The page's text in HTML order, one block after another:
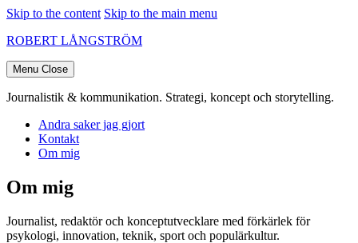
Skip to the content Skip to the main menu
ROBERT LÅNGSTRÖM
Menu Close
Journalistik & kommunikation. Strategi, koncept och storytelling.
Andra saker jag gjort
Kontakt
Om mig
Om mig
Journalist, redaktör och konceptutvecklare med förkärlek för
psykologi, innovation, teknik, sport och populärkultur.